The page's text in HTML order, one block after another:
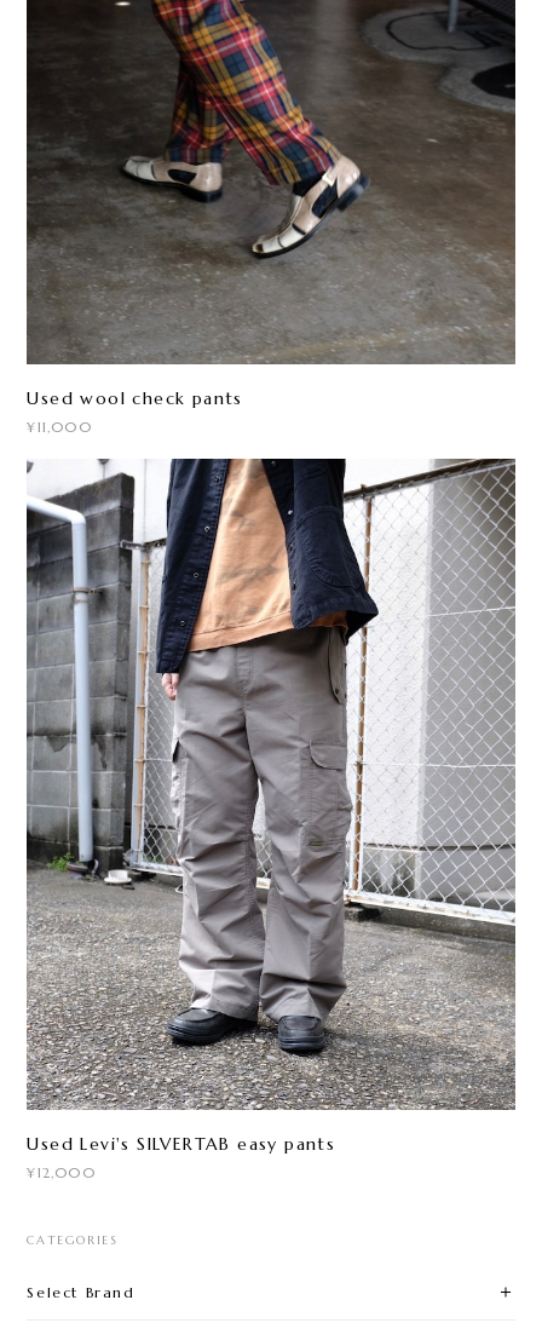
Used wool check pants
¥11,000
Used Levi's SILVERTAB easy pants
¥12,000
CATEGORIES
Select Brand